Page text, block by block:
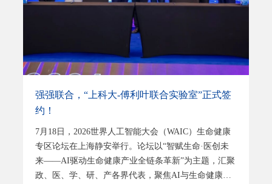
了技术可行性，也为两校深度互动奠定了基础。信息
学院为此次上海体育大学师生的到访安排了为期两天
的学术交流活动，旨在通过实验室参访、专题课程与
校园体
强强联合，“上科大-傅利叶联合实验室”正式签
约！
7月18日，2026世界人工智能大会（WAIC）生命健康
专区论坛在上海静安举行。论坛以“智赋生命·医创未
来——AI驱动生命健康产业全链条革新”为主题，汇聚
政、医、学、研、产各界代表，聚焦AI与生命健康的